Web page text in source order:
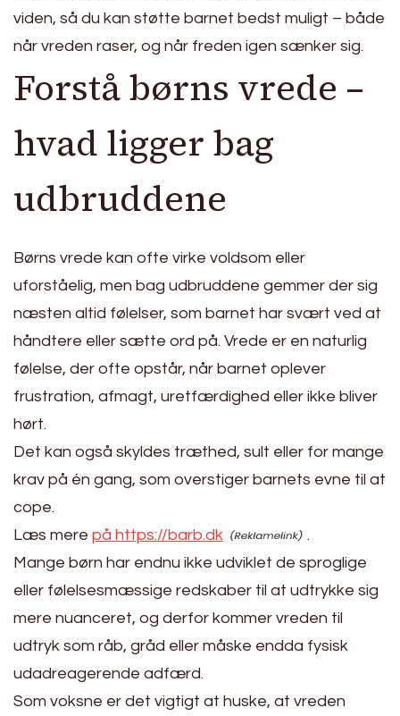
viden, så du kan støtte barnet bedst muligt – både
når vreden raser, og når freden igen sænker sig.
Forstå børns vrede –
hvad ligger bag
udbruddene
Børns vrede kan ofte virke voldsom eller
uforståelig, men bag udbruddene gemmer der sig
næsten altid følelser, som barnet har svært ved at
håndtere eller sætte ord på. Vrede er en naturlig
følelse, der ofte opstår, når barnet oplever
frustration, afmagt, uretfærdighed eller ikke bliver
hørt.
Det kan også skyldes træthed, sult eller for mange
krav på én gang, som overstiger barnets evne til at
cope.
Læs mere på https://barb.dk
.
Mange børn har endnu ikke udviklet de sproglige
eller følelsesmæssige redskaber til at udtrykke sig
mere nuanceret, og derfor kommer vreden til
udtryk som råb, gråd eller måske endda fysisk
udadreagerende adfærd.
Som voksne er det vigtigt at huske, at vreden